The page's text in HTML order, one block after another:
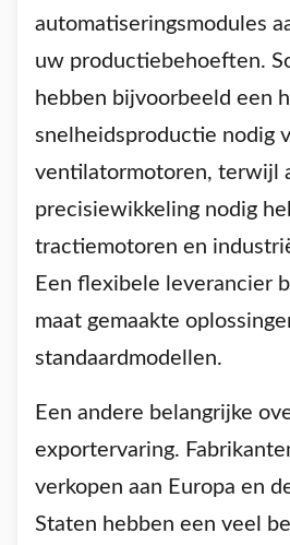
automatiseringsmodules
uw productiebehoeften.
hebben bijvoorbeeld een
snelheidsproductie nodig
ventilatormotoren, terwijl
precisiewikkeling nodig
tractiemotoren en
Een flexibele leverancier
maat gemaakte
standaardmodellen.
Een andere belangrijke
exportervaring.
verkopen aan Europa en
Staten hebben een veel